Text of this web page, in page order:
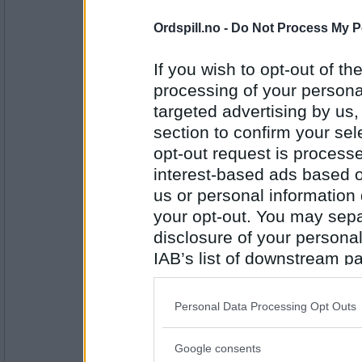
Ordspill.no - Do Not Process My
If you wish to opt-out of
processing of your
targeted advertising by
section to confirm your
opt-out request is
interest-based ads based
us or personal
your opt-out. You may
disclosure of your
IAB’s list of downstream
also be disclosed by us
Downstream Participants
Please note that this
Personal Data Processing Opt Outs
Google consents
Cygnus
Antall innlegg:
44845
43098
"Det var en gang.." for leeenge
kjære Norge og omtrent alt ble
på de to butikkene i bygda, påfyll
1940. Mor var føre var og tok av
brødbaking. Det fungerte
gikk med mye mat hos oss, fordi
soldater innom på sin "omvei" fra
innsats ved Kvamsporten.
Tenk hva du har opplevd, auau! <3